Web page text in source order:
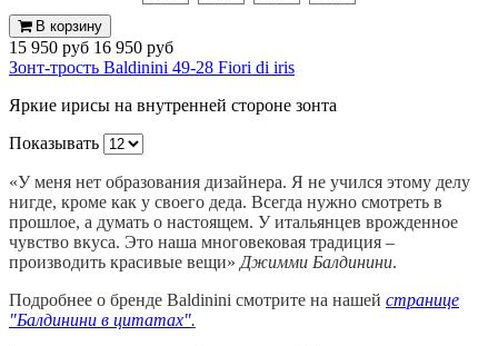
В корзину
15 950 руб 16 950 руб
Зонт-трость Baldinini 49-28 Fiori di iris
Яркие ирисы на внутренней стороне зонта
Показывать
«У меня нет образования дизайнера. Я не учился этому делу
нигде, кроме как у своего деда. Всегда нужно смотреть в
прошлое, а думать о настоящем. У итальянцев врожденное
чувство вкуса. Это наша многовековая традиция –
производить красивые вещи» Джимми Балдинини.
Подробнее о бренде Baldinini смотрите на нашей странице
"Балдинини в цитатах".